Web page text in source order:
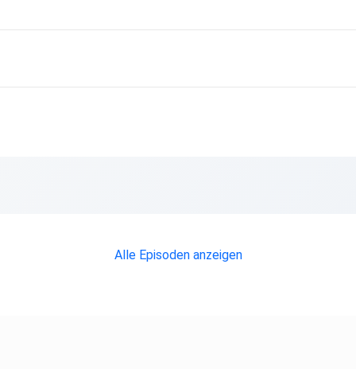
Alle Episoden anzeigen